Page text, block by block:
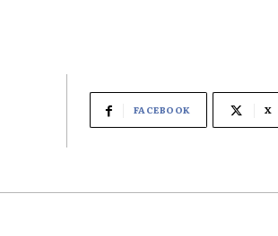
FACEBOOK X